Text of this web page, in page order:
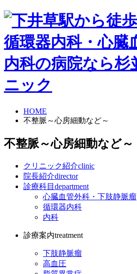
HOME
不整脈～心房細動など～
不整脈～心房細動など～
クリニック紹介clinic
院長紹介director
診療科目 department
心臓血管外科・下肢静脈瘤
循環器内科
内科
診療案内treatment
下肢静脈瘤
高血圧